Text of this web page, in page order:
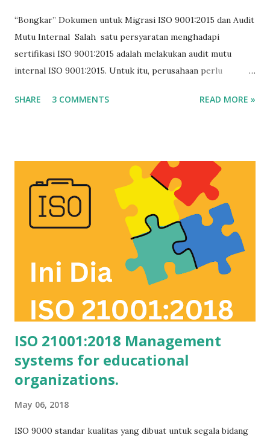
“Bongkar” Dokumen untuk Migrasi ISO 9001:2015 dan Audit
Mutu Internal Salah satu persyaratan menghadapi
sertifikasi ISO 9001:2015 adalah melakukan audit mutu
internal ISO 9001:2015. Untuk itu, perusahaan perlu
auditor yang terlatih. Dua hari training ini membantu Anda
Manual Mutu ISO 9001:2015 ( template manua l mutu
tersedia) - Mengisi tabel risiko dan peluang ( template
tabel tersedia) - Membuat SOP manajemen risiko (
template SOP tersedia) - Menyusun notulen rapat
manajemen review (RTM ISO 9001:2015; template RTM
tersedia) - Membuat tahapan migrasi ISO 9001:2015 Setiap
peserta diberikan soft copy dokumen template ISO untuk di
SHARE 3 COMMENTS READ MORE »
ISO 21001:2018 Management
systems for educational
organizations.
May 06, 2018
ISO 9000 standar kualitas yang dibuat untuk segala bidang